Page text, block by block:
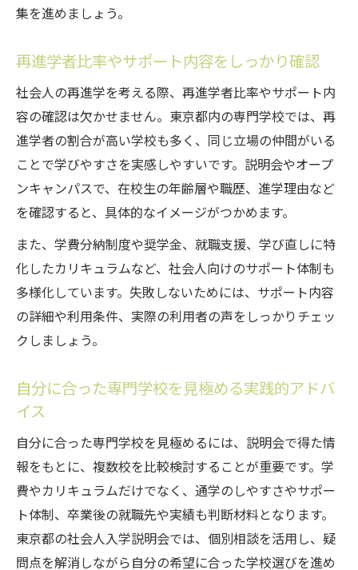
集を進めましょう。
再進学者比率やサポート内容をしっかり確認
社会人の再進学を考える際、再進学者比率やサポート内
容の確認は欠かせません。東京都内の専門学校では、再
進学者の割合が高い学校も多く、同じ立場の仲間がいる
ことで学びやすさを実感しやすいです。説明会やオープ
ンキャンパスで、在校生の年齢層や職歴、進学理由など
を確認すると、具体的なイメージがつかめます。
また、学費分納制度や奨学金、就職支援、学び直しに特
化したカリキュラムなど、社会人向けのサポート体制も
多様化しています。失敗しないためには、サポート内容
の詳細や利用条件、実際の利用者の声をしっかりチェッ
クしましょう。
自分に合った専門学校を見極める実践的アドバ
イス
自分に合った専門学校を見極めるには、説明会で得た情
報をもとに、複数校を比較検討することが重要です。学
費やカリキュラムだけでなく、通学のしやすさやサポー
ト体制、卒業後の就職先や実績も判断材料となります。
東京都の社会人入学説明会では、個別相談を活用し、疑
問点を解消しながら自分の希望に合った学校選びを進め